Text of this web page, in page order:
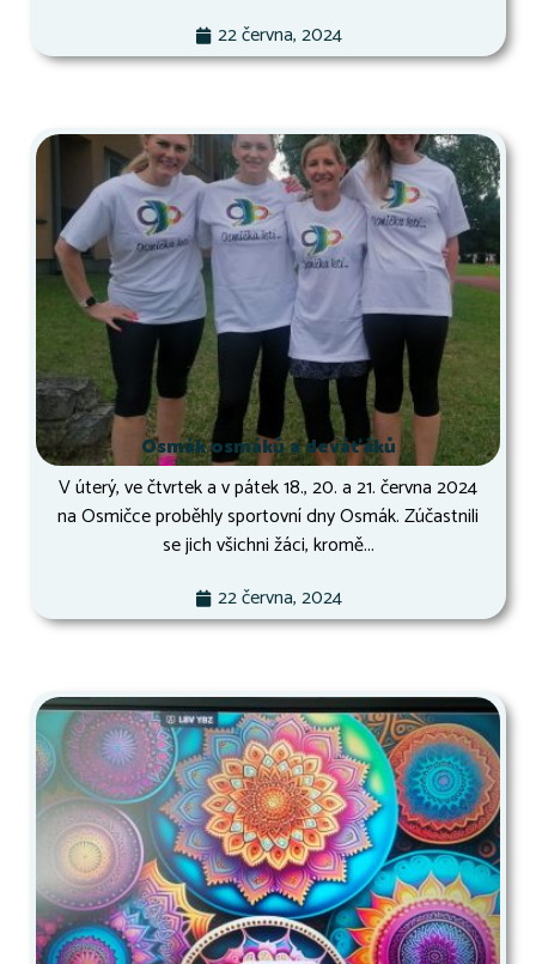
22 června, 2024
Osmák osmáků a deváťáků
V úterý, ve čtvrtek a v pátek 18., 20. a 21. června 2024
na Osmičce proběhly sportovní dny Osmák. Zúčastnili
se jich všichni žáci, kromě...
22 června, 2024